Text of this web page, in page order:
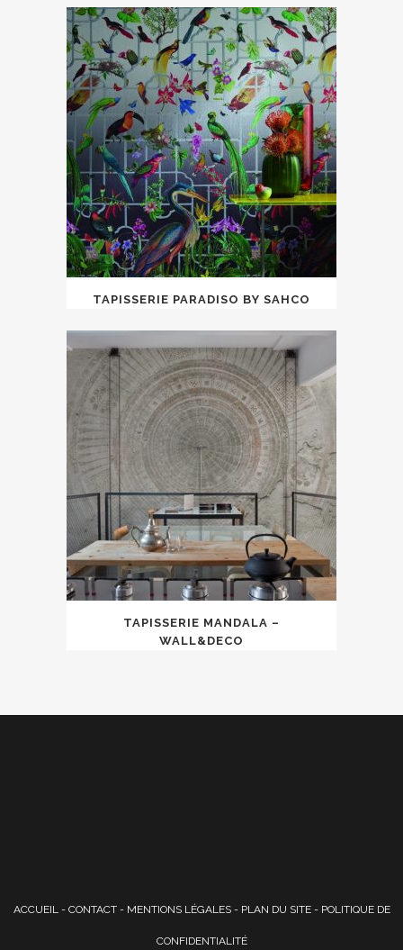
TAPISSERIE PARADISO BY SAHCO
TAPISSERIE MANDALA –
WALL&DECO
ACCUEIL- CONTACT- MENTIONS LÉGALES- PLAN DU SITE- POLITIQUE DE
CONFIDENTIALITÉ